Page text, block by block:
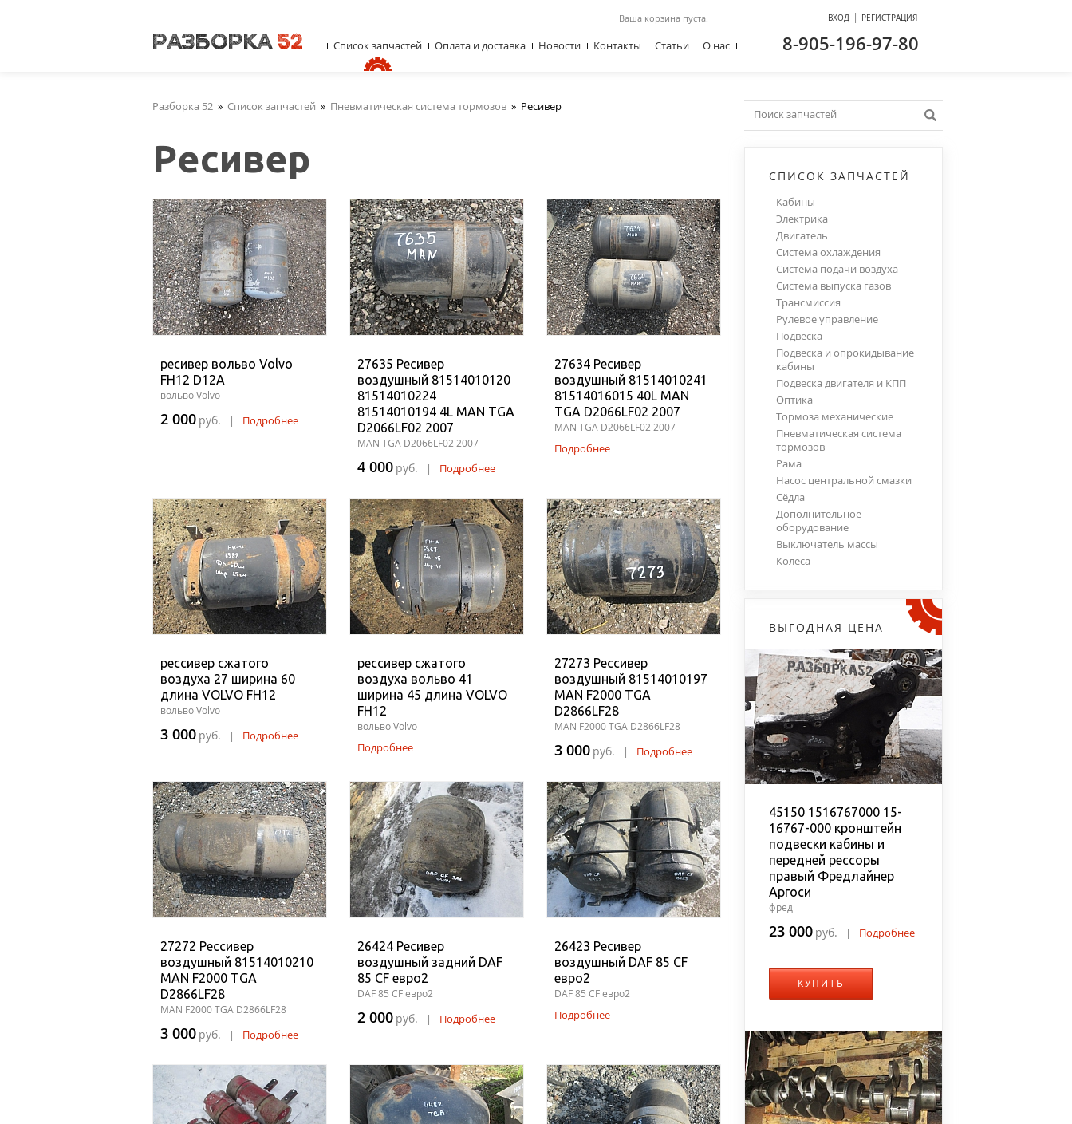
Разборка 52 » Список запчастей » Пневматическая система тормозов » Ресивер
Ресивер
ресивер вольво Volvo
FH12 D12A
вольво Volvo
2 000 руб. | Подробнее
27635 Ресивер
воздушный 81514010120
81514010224
81514010194 4L MAN TGA
D2066LF02 2007
MAN TGA D2066LF02 2007
4 000 руб. | Подробнее
27634 Ресивер
воздушный 81514010241
81514016015 40L MAN
TGA D2066LF02 2007
MAN TGA D2066LF02 2007
Подробнее
рессивер сжатого
воздуха 27 ширина 60
длина VOLVO FH12
вольво Volvo
3 000 руб. | Подробнее
рессивер сжатого
воздуха вольво 41
ширина 45 длина VOLVO
FH12
вольво Volvo
Подробнее
27273 Рессивер
воздушный 81514010197
MAN F2000 TGA
D2866LF28
MAN F2000 TGA D2866LF28
3 000 руб. | Подробнее
27272 Рессивер
воздушный 81514010210
MAN F2000 TGA
D2866LF28
MAN F2000 TGA D2866LF28
3 000 руб. | Подробнее
26424 Ресивер
воздушный задний DAF
85 CF евро2
DAF 85 CF евро2
2 000 руб. | Подробнее
26423 Ресивер
воздушный DAF 85 CF
евро2
DAF 85 CF евро2
Подробнее
СПИСОК ЗАПЧАСТЕЙ
Кабины
Электрика
Двигатель
Система охлаждения
Система подачи воздуха
Система выпуска газов
Трансмиссия
Рулевое управление
Подвеска
Подвеска и опрокидывание
кабины
Подвеска двигателя и КПП
Оптика
Тормоза механические
Пневматическая система
тормозов
Рама
Насос центральной смазки
Сёдла
Дополнительное
оборудование
Выключатель массы
Колёса
ВЫГОДНАЯ ЦЕНА
45150 1516767000 15-
16767-000 кронштейн
подвески кабины и
передней рессоры
правый Фредлайнер
Аргоси
фред
23 000 руб. | Подробнее
КУПИТЬ
Ваша корзина пуста. ВХОД | РЕГИСТРАЦИЯ
8-905-196-97-80
Список запчастей Оплата и доставка Новости Контакты Статьи О нас